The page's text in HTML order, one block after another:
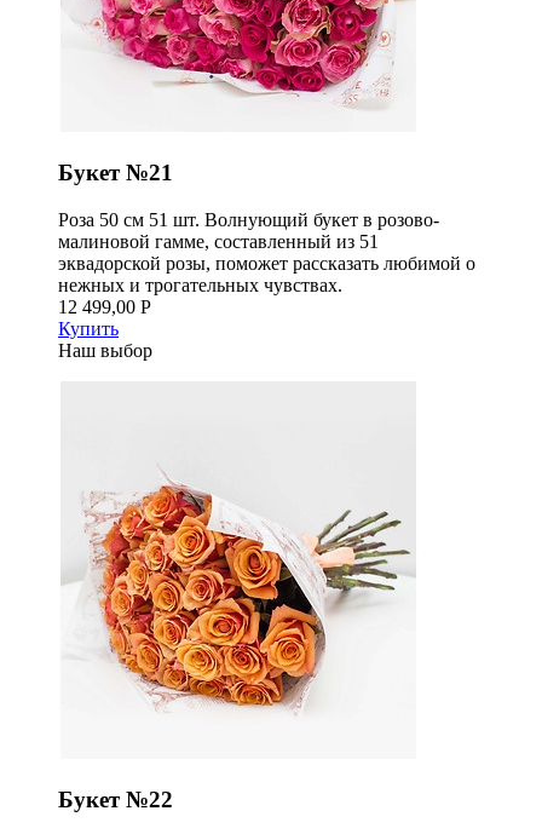
Букет №21
Роза 50 см 51 шт. Волнующий букет в розово-
малиновой гамме, составленный из 51
эквадорской розы, поможет рассказать любимой о
нежных и трогательных чувствах.
12 499,00 Р
Купить
Наш выбор
Букет №22